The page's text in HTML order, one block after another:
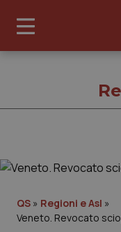
Cronache
QS » Regioni e Asl »
Veneto. Revocato